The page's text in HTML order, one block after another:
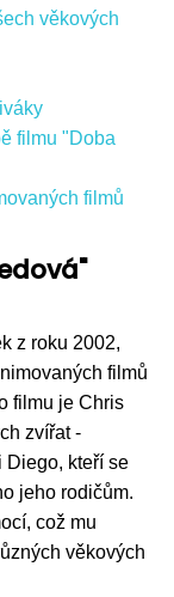
věkových
filmu "Doba
filmů
z roku 2002,
filmů
filmu je Chris
zvířat -
Diego, kteří se
jeho rodičům.
což mu
věkových